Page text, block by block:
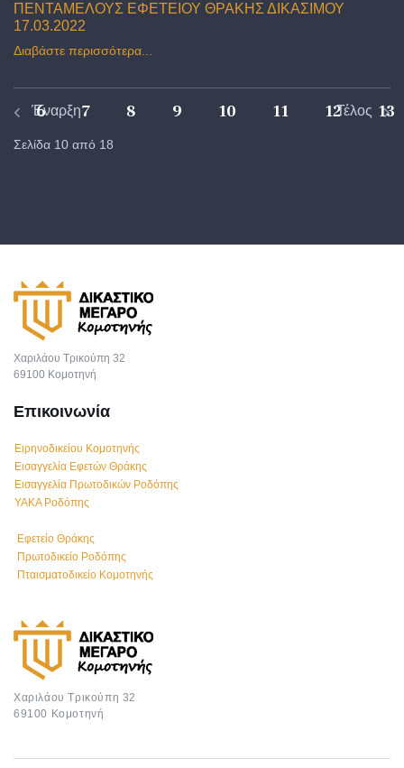
ΠΕΝΤΑΜΕΛΟΥΣ ΕΦΕΤΕΙΟΥ ΘΡΑΚΗΣ ΔΙΚΑΣΙΜΟΥ
17.03.2022
Διαβάστε περισσότερα...
Έναρξη
6 7 8 9 10 11 12 13
Τέλος
Σελίδα 10 από 18
Χαριλάου Τρικούπη 32
69100 Κομοτηνή
Επικοινωνία
Ειρηνοδικείου Κομοτηνής
Εισαγγελία Εφετών Θράκης
Εισαγγελία Πρωτοδικών Ροδόπης
ΥΑΚΑ Ροδόπης
Εφετείο Θράκης
Πρωτοδικείο Ροδόπης
Πταισματοδικείο Κομοτηνής
Χαριλάου Τρικούπη 32
69100 Κομοτηνή